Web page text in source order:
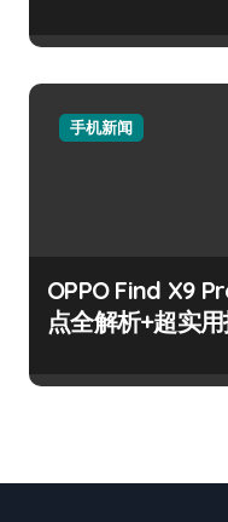
手机新闻
OPPO Find X9
点全解析+超实